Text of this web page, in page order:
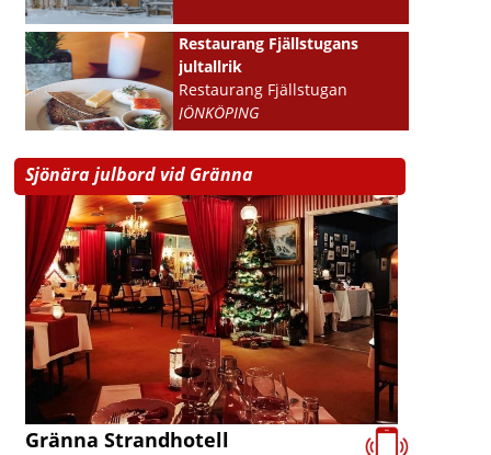
Restaurang Fjällstugans
jultallrik
Restaurang Fjällstugan
JÖNKÖPING
Sjönära julbord vid Gränna
Gränna Strandhotell